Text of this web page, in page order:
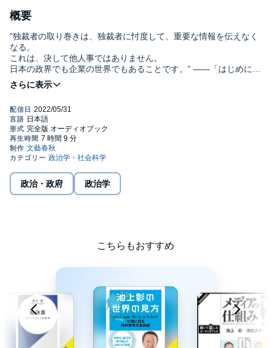
概要
”独裁者の取り巻きは、独裁者に忖度して、重要な情報を伝えなく
なる。
これは、決して他人事ではありません。
日本の政界でも企業の世界でもあることです。” ――「はじめに」
より
シアやウクライナ、中国について取り上げてきた2014年から2022
年までのものを再編、加筆修正したものです。今回の事態に至る
まで、ロシアに何が起きていたのか。急成長した大国・中国で誕
生した”独裁者”とは。激動する世界情勢の中で、日本は、私たち
は、これからどうすればいいのか。それを考える一助となる一冊
目次
・ウクライナはどんな国?
・解決のカギは「ミンスク合意」
・ロシアが承認する「国家」とは
・ロシアを金融封鎖する制裁
・「ナチス」はどちらか?
・ウクライナ軍、善戦の理由
・プーチンを宗教から分析する
政治・政府 政治学
こちらもおすすめ